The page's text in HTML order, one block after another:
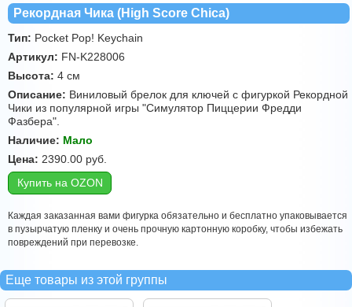
Рекордная Чика (High Score Chica)
Тип: Pocket Pop! Keychain
Артикул: FN-K228006
Высота: 4 см
Описание: Виниловый брелок для ключей c фигуркой Рекордной
Чики из популярной игры "Симулятор Пиццерии Фредди
Фазбера".
Наличие: Мало
Цена: 2390.00 руб.
Купить на OZON
Каждая заказанная вами фигурка обязательно и бесплатно упаковывается
в пузырчатую пленку и очень прочную картонную коробку, чтобы избежать
повреждений при перевозке.
Еще товары из этой группы